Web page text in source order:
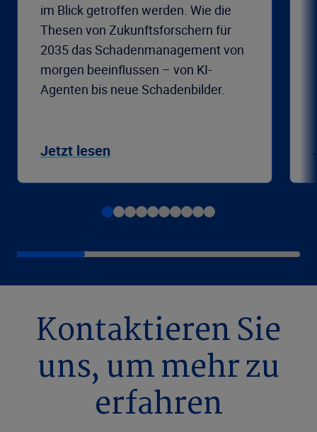
im Blick getroffen werden. Wie die
Thesen von Zukunftsforschern für
2035 das Schadenmanagement von
morgen beeinflussen – von KI-
Agenten bis neue Schadenbilder.
Jetzt lesen
Kontaktieren Sie
uns, um mehr zu
erfahren